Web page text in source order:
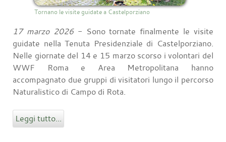
Tornano le visite guidate a Castelporziano
17 marzo 2026- Sono tornate finalmente le visite
guidate nella Tenuta Presidenziale di Castelporziano.
Nelle giornate del 14 e 15 marzo scorso i volontari del
WWF Roma e Area Metropolitana hanno
accompagnato due gruppi di visitatori lungo il percorso
Naturalistico di Campo di Rota.
Leggi tutto...